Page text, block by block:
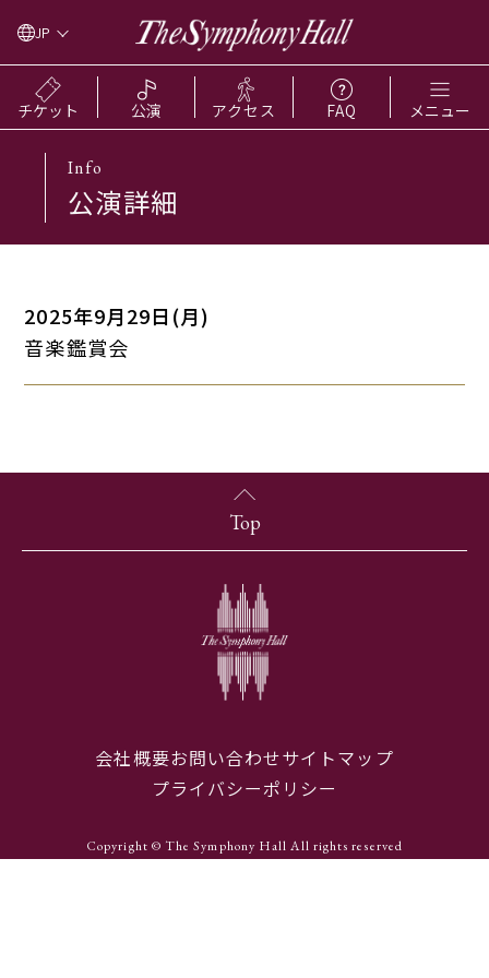
JP
チケット 公演 アクセス FAQ メニュー
Info
公演詳細
2025年9月29日(月)
音楽鑑賞会
Top
会社概要お問い合わせサイトマップ
プライバシーポリシー
Copyright © The Symphony Hall All rights reserved